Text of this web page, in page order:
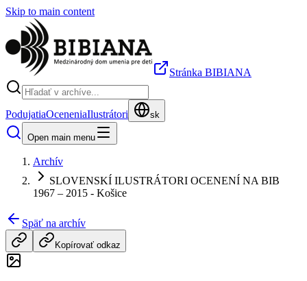
Skip to main content
Stránka BIBIANA
PodujatiaOceneniaIlustrátori sk
Open main menu
Archív
SLOVENSKÍ ILUSTRÁTORI OCENENÍ NA BIB
1967 – 2015 - Košice
Späť na archív
Kopírovať odkaz